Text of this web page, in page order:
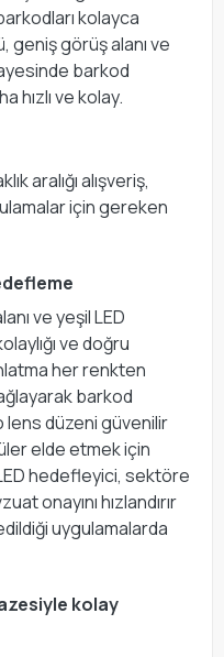
kolayca
geniş görüş alanı ve
barkod
hızlı ve kolay.
aralığı alışveriş,
için gereken
ve yeşil LED
ve doğru
her renkten
barkod
lens düzeni güvenilir
elde etmek için
LED hedefleyici, sektöre
onayını hızlandırır
uygulamalarda
kolay